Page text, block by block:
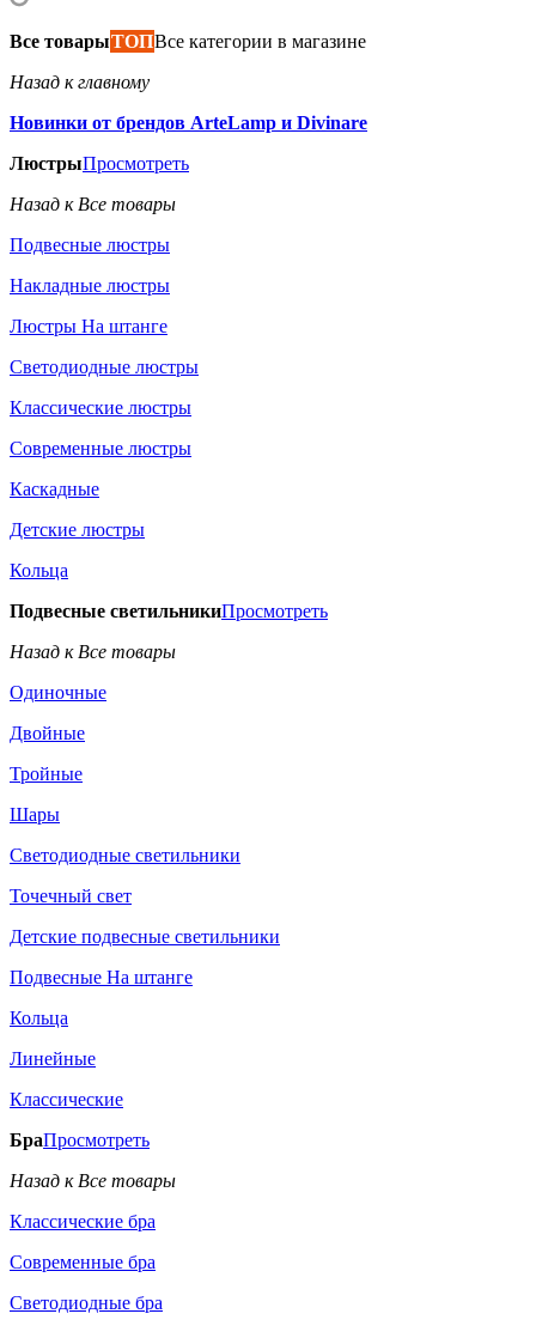
Все товарыТОПВсе категории в магазине
Назад к главному
Новинки от брендов ArteLamp и Divinare
ЛюстрыПросмотреть
Назад к Все товары
Подвесные люстры
Накладные люстры
Люстры На штанге
Светодиодные люстры
Классические люстры
Современные люстры
Каскадные
Детские люстры
Кольца
Подвесные светильникиПросмотреть
Назад к Все товары
Одиночные
Двойные
Тройные
Шары
Светодиодные светильники
Точечный свет
Детские подвесные светильники
Подвесные На штанге
Кольца
Линейные
Классические
БраПросмотреть
Назад к Все товары
Классические бра
Современные бра
Светодиодные бра